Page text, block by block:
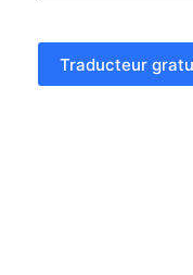
Traducteur